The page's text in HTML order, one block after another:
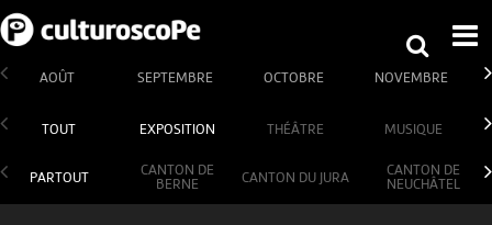
AOÛT SEPTEMBRE OCTOBRE NOVEMBRE
TOUT EXPOSITION THÉÂTRE MUSIQUE
PARTOUT
CANTON DE
BERNE
CANTON DU JURA
CANTON DE
NEUCHÂTEL